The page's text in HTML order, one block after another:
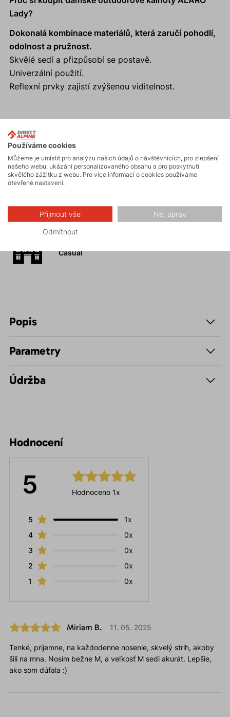
Lady?
Dokonalá kombinace materiálů, která zaručí pohodlí,
odolnost a pružnost.
Skvělé sedí a přizpůsobí se postavě.
Univerzální použití.
Reflexní prvky zajistí zvýšenou viditelnost.
Aktivity
Turistika
Hiking
Casual
Popis
Parametry
Údržba
Hodnocení
5 Hodnoceno 1x
5
1x
4
0x
3
0x
2
0x
1
0x
Miriam B. 11. 05. 2025
Tenké, prijemne, na každodenne nosenie, skvelý strih, akoby
šili na mna. Nosím bežne M, a veľkosť M sedi akurát. Lepšie,
ako som dúfala :)
Používáme cookies
Můžeme je umístit pro analýzu našich údajů o návštěvnících, pro zlepšení
našeho webu, ukázání personalizovaného obsahu a pro poskytnutí
skvělého zážitku z webu. Pro více informací o cookies používáme
otevřené nastavení.
Přijmout vše Ne, uprav
Odmítnout